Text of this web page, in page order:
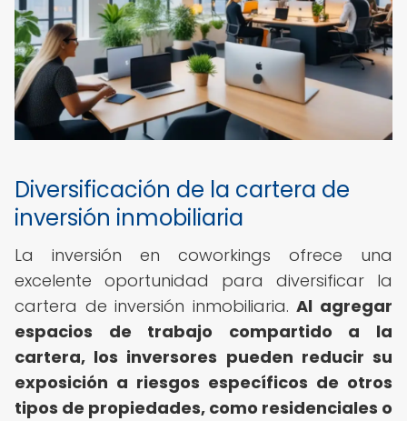
Diversificación de la cartera de
inversión inmobiliaria
La inversión en coworkings ofrece una
excelente oportunidad para diversificar la
cartera de inversión inmobiliaria.Al agregar
espacios de trabajo compartido a la
cartera, los inversores pueden reducir su
exposición a riesgos específicos de otros
tipos de propiedades, como residenciales o